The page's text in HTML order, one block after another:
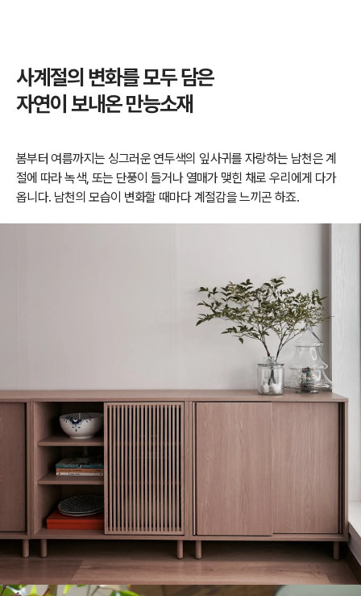
사계절의 변화를 모두 담은
자연이 보내온 만능소재
봄부터 여름까지는 싱그러운 연두색의 잎사귀를 자랑하는 남천은 계
절에 따라 녹색, 또는 단풍이 들거나 열매가 맺힌 채로 우리에게 다가
옵니다. 남천의 모습이 변화할 때마다 계절감을 느끼곤 하죠.